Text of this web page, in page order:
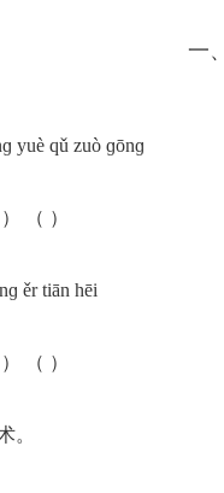
一
yuè qǔ zuò ɡōnɡ
（ ）
ěr tiān hēi
（ ） （ ）
。